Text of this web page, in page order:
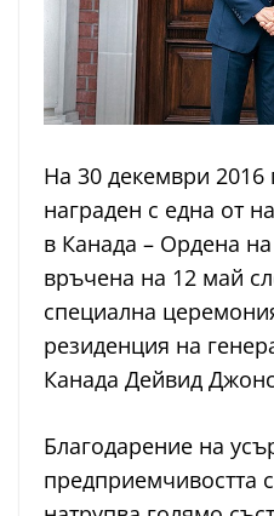
На 30 декември 2016
награден с една от
в Канада – Ордена
връчена на 12 май
специална
резиденция на
Канада Дейвид
Благодарение на
предприемчивостта